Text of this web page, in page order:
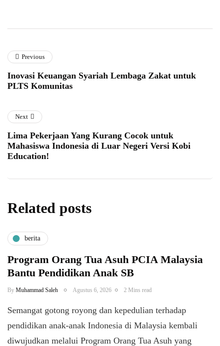
Previous
Inovasi Keuangan Syariah Lembaga Zakat untuk
PLTS Komunitas
Next
Lima Pekerjaan Yang Kurang Cocok untuk
Mahasiswa Indonesia di Luar Negeri Versi Kobi
Education!
Related posts
berita
Program Orang Tua Asuh PCIA Malaysia
Bantu Pendidikan Anak SB
By Muhammad Saleh Agustus 6, 2026 2 Mins read
​Semangat gotong royong dan kepedulian terhadap
pendidikan anak-anak Indonesia di Malaysia kembali
diwujudkan melalui Program Orang Tua Asuh yang